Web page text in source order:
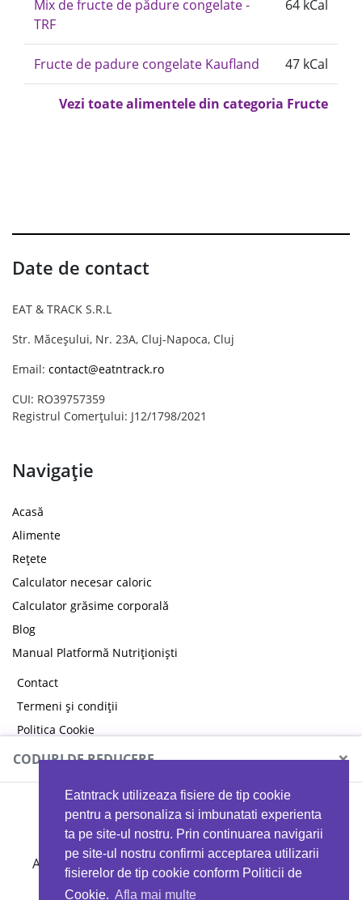
Eatntrack utilizeaza fisiere de tip cookie
pentru a personaliza si imbunatati experienta
ta pe site-ul nostru. Prin continuarea navigarii
pe site-ul nostru confirmi acceptarea utilizarii
fisierelor de tip cookie conform Politicii de
Cookie. Afla mai multe
Mix de fructe de pădure congelate -
TRF
64 kCal
Fructe de padure congelate Kaufland 47 kCal
Vezi toate alimentele din categoria Fructe
Date de contact
EAT & TRACK S.R.L
Str. Măceșului, Nr. 23A, Cluj-Napoca, Cluj
Email: contact@eatntrack.ro
CUI: RO39757359
Registrul Comerțului: J12/1798/2021
Navigație
Acasă
Alimente
Rețete
Calculator necesar caloric
Calculator grăsime corporală
Blog
Manual Platformă Nutriționiști
Contact
Termeni și condiții
Politica Cookie
Politica de confidențialitate
CODURI DE REDUCERE ×
MYPROTEIN
Ai 40%reducere la orice comandă folosind codul
EATTRACK